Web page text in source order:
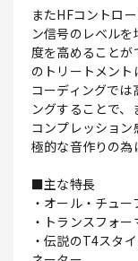
またHFコントロ
ン信号のレベル
度を高めること
のトリートメン
コーディングでは
ングすることで
コンプレッショ
極的な音作りの為
■主な特長
・オール・チュ
・トランスフォ
・伝説のT4スタ